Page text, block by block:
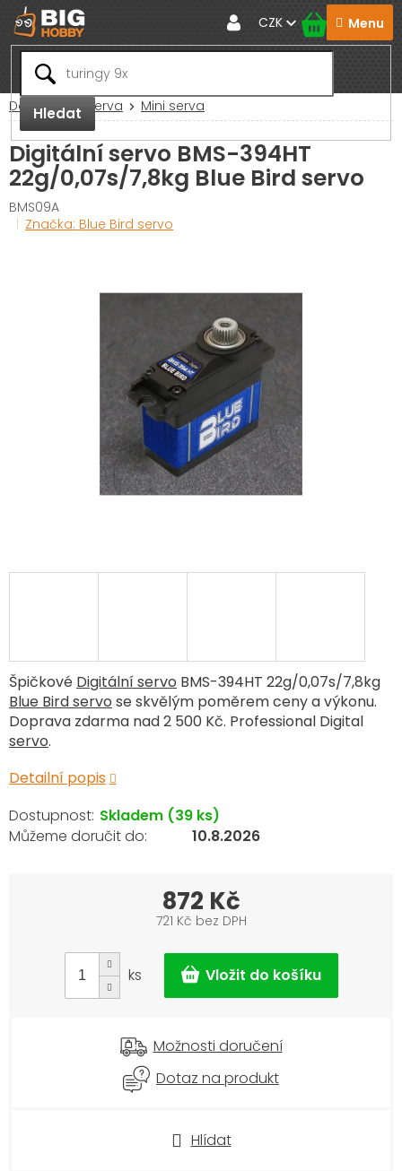
Přejít
na
obsah
Hledat
CZK
Domů RC Serva Mini serva
Digitální servo BMS-394HT
22g/0,07s/7,8kg Blue Bird servo
BMS09A
Značka: Blue Bird servo
Špičkové Digitální servo BMS-394HT 22g/0,07s/7,8kg
Blue Bird servo se skvělým poměrem ceny a výkonu.
Doprava zdarma nad 2 500 Kč. Professional Digital
servo.
Detailní popis
Hlídat
Skladem (39 ks)
10.8.2026
872 Kč
721 Kč bez DPH
cena:
ks
Možnosti doručení
Dotaz na produkt